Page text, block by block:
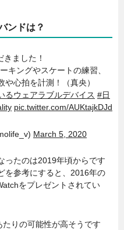
ンドは？
ました！
キングやスケートの練習、
心拍を計測！（真央）
るウェアラブルデバイス #日
pic.twitter.com/AUKtajkDJd
March 5, 2020
ったのは2019年頃からです
を参考にすると、2016年の
をプレゼントされてい
りの可能性が高そうです